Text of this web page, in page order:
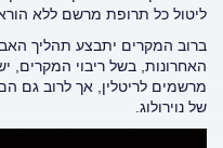
ליטול כל תרופת מרשם ללא
ברוב המקרים יתבצע תהליך
האחרונות, בשל ריבוי
מרשמים לריטלין, אך לרוב גם
של נוירולוג.